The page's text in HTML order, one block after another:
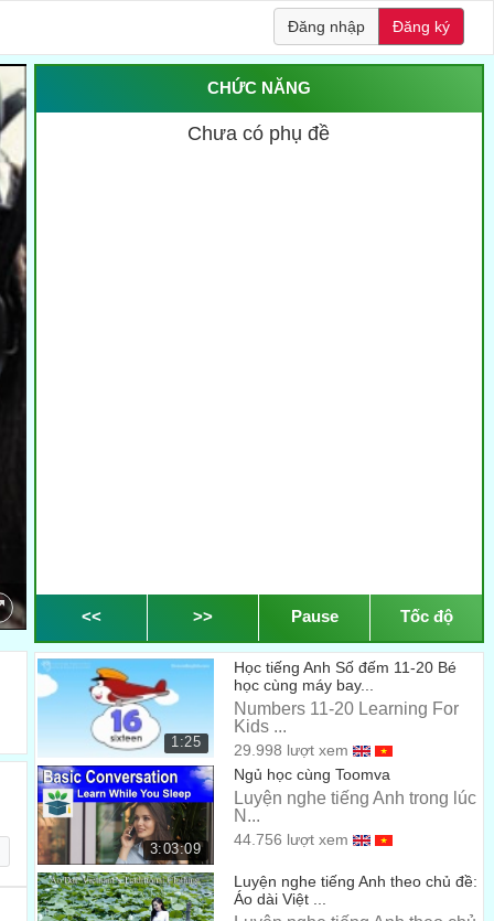
Đăng nhập Đăng ký
CHỨC NĂNG
Chưa có phụ đề
<< >> Pause Tốc độ
1:25
Học tiếng Anh Số đếm 11-20 Bé
học cùng máy bay...
Numbers 11-20 Learning For
Kids ...
29.998 lượt xem
3:03:09
Ngủ học cùng Toomva
Luyện nghe tiếng Anh trong lúc
N...
44.756 lượt xem
Luyện nghe tiếng Anh theo chủ đề:
Áo dài Việt ...